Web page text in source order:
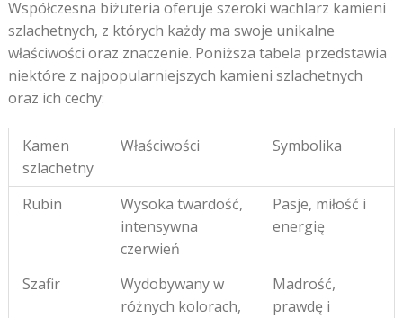
Współczesna biżuteria oferuje szeroki wachlarz kamieni
szlachetnych, z których każdy ma swoje unikalne
właściwości oraz znaczenie. Poniższa tabela przedstawia
niektóre z najpopularniejszych kamieni szlachetnych
oraz ich cechy:
Kamen
szlachetny
Właściwości Symbolika
Rubin
Wysoka twardość,
intensywna
czerwień
Pasje, miłość i
energię
Szafir
Wydobywany w
różnych kolorach,
Madrość,
prawdę i